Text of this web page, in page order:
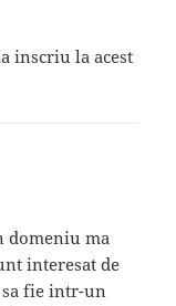
inscriu la acest
domeniu ma
interesat de
fie intr-un